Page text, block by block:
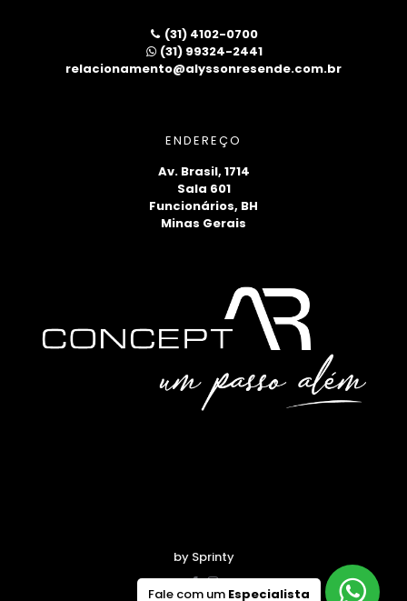
(31) 4102-0700
(31) 99324-2441
relacionamento@alyssonresende.com.br
ENDEREÇO
Av. Brasil, 1714
Sala 601
Funcionários, BH
Minas Gerais
by Sprinty
Fale com um Especialista